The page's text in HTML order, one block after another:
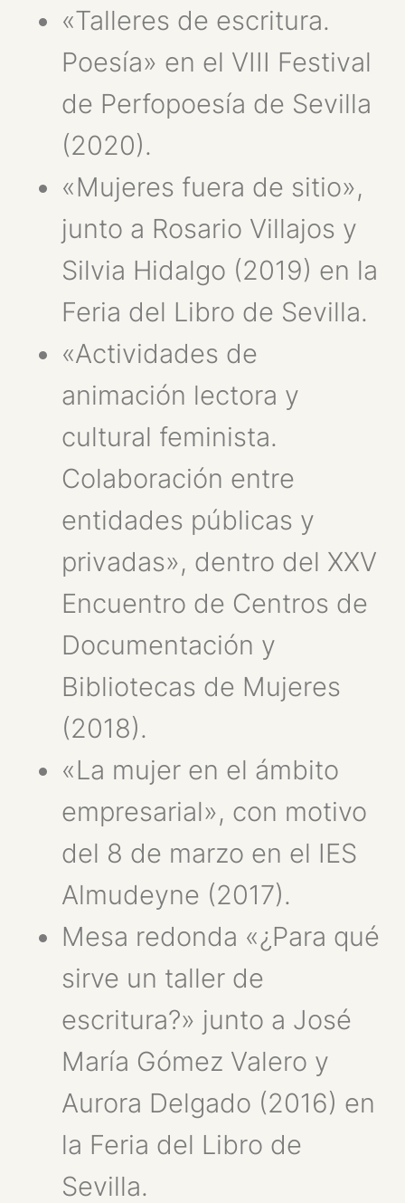
«Talleres de escritura.
Poesía» en el VIII Festival
de Perfopoesía de Sevilla
(2020).
«Mujeres fuera de sitio»,
junto a Rosario Villajos y
Silvia Hidalgo (2019) en la
Feria del Libro de Sevilla.
«Actividades de
animación lectora y
cultural feminista.
Colaboración entre
entidades públicas y
privadas», dentro del XXV
Encuentro de Centros de
Documentación y
Bibliotecas de Mujeres
(2018).
«La mujer en el ámbito
empresarial», con motivo
del 8 de marzo en el IES
Almudeyne (2017).
Mesa redonda «¿Para qué
sirve un taller de
escritura?» junto a José
María Gómez Valero y
Aurora Delgado (2016) en
la Feria del Libro de
Sevilla.